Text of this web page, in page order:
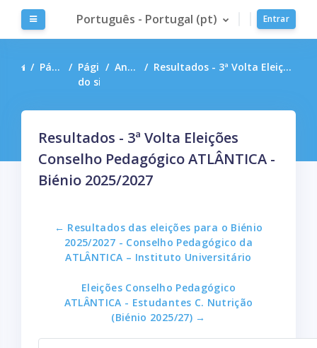
Ir para o conteúdo principal
Painel lateralPortuguês - Portugal ‎(pt)‎ Entrar
Página principal
Páginas
do site
Anúncios do site Resultados - 3ª Volta Eleições Conselho Pedagógico ATLÂNTICA - Biénio 2025/2027
Resultados - 3ª Volta Eleições
Conselho Pedagógico ATLÂNTICA -
Biénio 2025/2027
← Resultados das eleições para o Biénio
2025/2027 - Conselho Pedagógico da
ATLÂNTICA – Instituto Universitário
Eleições Conselho Pedagógico
ATLÂNTICA - Estudantes C. Nutrição
(Biénio 2025/27) →